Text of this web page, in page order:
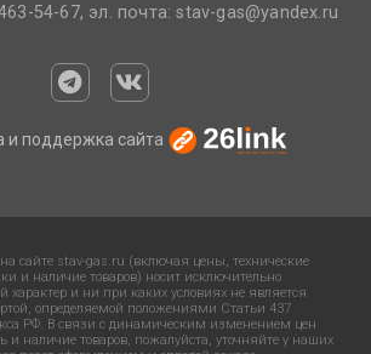
54-67, эл. почта: stav-gas@yandex.ru​
и поддержка сайта
сайте stav-gas.ru (включая цены, технические
и наличие товаров) носит исключительно
характер и ни при каких условиях не является
определяемой положениями Статьи 437
РФ. В связи с динамическим изменением цен
и наличие товаров, пожалуйста, уточняйте у наших